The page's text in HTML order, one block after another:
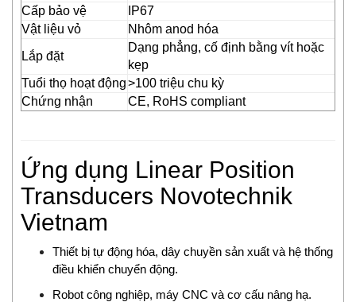
Euchner
Eurotherm
Eurovent
EY
EYC Tech
FANOX
Festo Vietnam
Finetek
Firetrol Vietnam
Fisher-Emerson
Cấp bảo vệ
IP67
Vật liệu vỏ
Nhôm anod hóa
Lắp đặt
Dạng phẳng, cố định bằng vít hoặc
kẹp
Tuổi thọ hoạt động>100 triệu chu kỳ
Chứng nhận
CE, RoHS compliant
Ứng dụng Linear Position
Transducers Novotechnik
Vietnam
Thiết bị tự động hóa, dây chuyền sản xuất và hệ thống
điều khiển chuyển động.
Robot công nghiệp, máy CNC và cơ cấu nâng hạ.